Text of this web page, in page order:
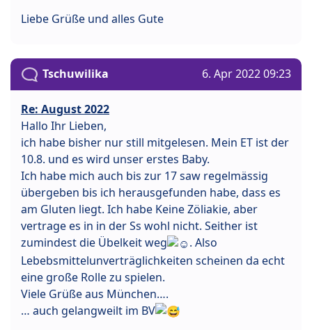
Liebe Grüße und alles Gute
Tschuwilika 6. Apr 2022 09:23
Re: August 2022
Hallo Ihr Lieben,
ich habe bisher nur still mitgelesen. Mein ET ist der
10.8. und es wird unser erstes Baby.
Ich habe mich auch bis zur 17 saw regelmässig
übergeben bis ich herausgefunden habe, dass es
am Gluten liegt. Ich habe Keine Zöliakie, aber
vertrage es in in der Ss wohl nicht. Seither ist
zumindest die Übelkeit weg
. Also
Lebebsmittelunverträglichkeiten scheinen da echt
eine große Rolle zu spielen.
Viele Grüße aus München….
… auch gelangweilt im BV